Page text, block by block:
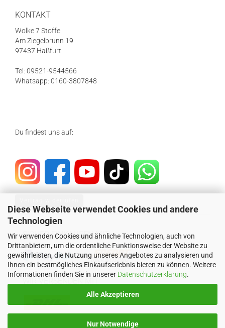
Diese Webseite verwendet Cookies und andere
Technologien
Wir verwenden Cookies und ähnliche Technologien, auch von
Drittanbietern, um die ordentliche Funktionsweise der Website zu
gewährleisten, die Nutzung unseres Angebotes zu analysieren und
Ihnen ein bestmögliches Einkaufserlebnis bieten zu können. Weitere
Informationen finden Sie in unserer Datenschutzerklärung.
Alle Akzeptieren
Nur Notwendige
KONTAKT
Wolke 7 Stoffe
Am Ziegelbrunn 19
97437 Haßfurt
Tel: 09521-9544566
Whatsapp: 0160-3807848
Du findest uns auf:
SICHER EINKAUFEN MIT